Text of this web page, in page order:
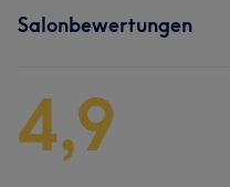
Salonbewertungen
4,9